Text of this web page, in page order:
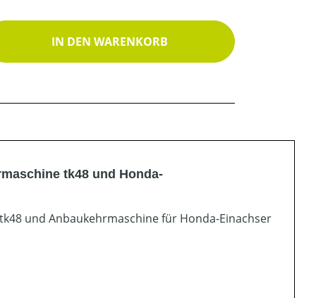
den gewünschten Wert ein oder
IN DEN WARENKORB
tk48 und Honda-
und Anbaukehrmaschine für Honda-Einachser